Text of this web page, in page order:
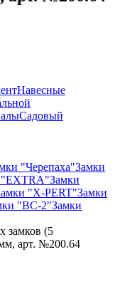
Навесные
Садовый
"Черепаха"Замки
"EXTRA"Замки
"X-PERT"Замки
"ВС-2"Замки
замков (5
арт. №200.64